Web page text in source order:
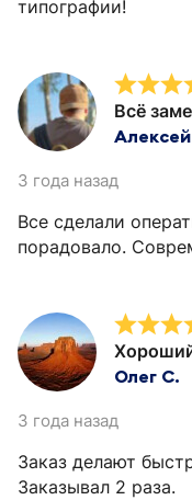
типографии!
Всё
Алексей
3 года назад
Все сделали
порадовало.
Олег С.
3 года назад
Заказ делают
Заказывал 2 раза.